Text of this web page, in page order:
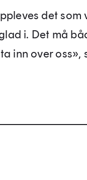
det som
i. Det må
inn over oss»,